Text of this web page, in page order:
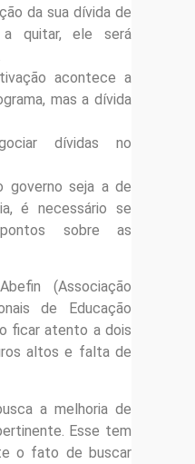
da sua dívida de
quitar, ele será
acontece a
mas a dívida
dívidas no
governo seja a de
é necessário se
sobre as
(Associação
de Educação
ficar atento a dois
altos e falta de
a melhoria de
Esse tem
o fato de buscar